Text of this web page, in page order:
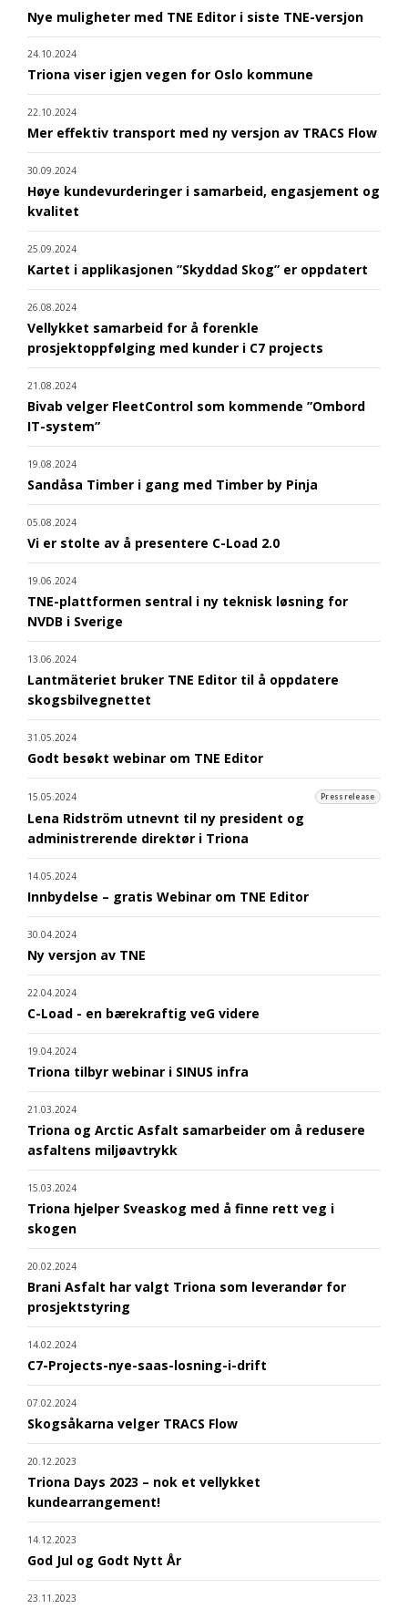
Nye muligheter med TNE Editor i siste TNE-versjon
24.10.2024
Triona viser igjen vegen for Oslo kommune
22.10.2024
Mer effektiv transport med ny versjon av TRACS Flow
30.09.2024
Høye kundevurderinger i samarbeid, engasjement og
kvalitet
25.09.2024
Kartet i applikasjonen ”Skyddad Skog” er oppdatert
26.08.2024
Vellykket samarbeid for å forenkle
prosjektoppfølging med kunder i C7 projects
21.08.2024
Bivab velger FleetControl som kommende ”Ombord
IT-system”
19.08.2024
Sandåsa Timber i gang med Timber by Pinja
05.08.2024
Vi er stolte av å presentere C-Load 2.0
19.06.2024
TNE-plattformen sentral i ny teknisk løsning for
NVDB i Sverige
13.06.2024
Lantmäteriet bruker TNE Editor til å oppdatere
skogsbilvegnettet
31.05.2024
Godt besøkt webinar om TNE Editor
15.05.2024 Pressrelease
Lena Ridström utnevnt til ny president og
administrerende direktør i Triona
14.05.2024
Innbydelse – gratis Webinar om TNE Editor
30.04.2024
Ny versjon av TNE
22.04.2024
C-Load - en bærekraftig veG videre
19.04.2024
Triona tilbyr webinar i SINUS infra
21.03.2024
Triona og Arctic Asfalt samarbeider om å redusere
asfaltens miljøavtrykk
15.03.2024
Triona hjelper Sveaskog med å finne rett veg i
skogen
20.02.2024
Brani Asfalt har valgt Triona som leverandør for
prosjektstyring
14.02.2024
C7-Projects-nye-saas-losning-i-drift
07.02.2024
Skogsåkarna velger TRACS Flow
20.12.2023
Triona Days 2023 – nok et vellykket
kundearrangement!
14.12.2023
God Jul og Godt Nytt År
23.11.2023